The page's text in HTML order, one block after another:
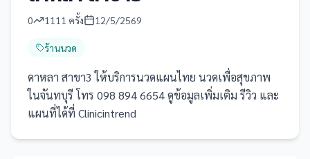
0 1111 ครั้ง 12/5/2569
ร้านนวด
ดาหลา สาขา3 ให้บริการนวดแผนไทย นวดเพื่อสุขภาพ
ในจันทบุรี โทร 098 894 6654 ดูข้อมูลเพิ่มเติม รีวิว และ
แผนที่ได้ที่ Clinicintrend